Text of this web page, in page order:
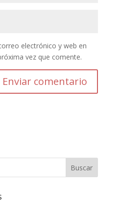
electrónico y web en
vez que comente.